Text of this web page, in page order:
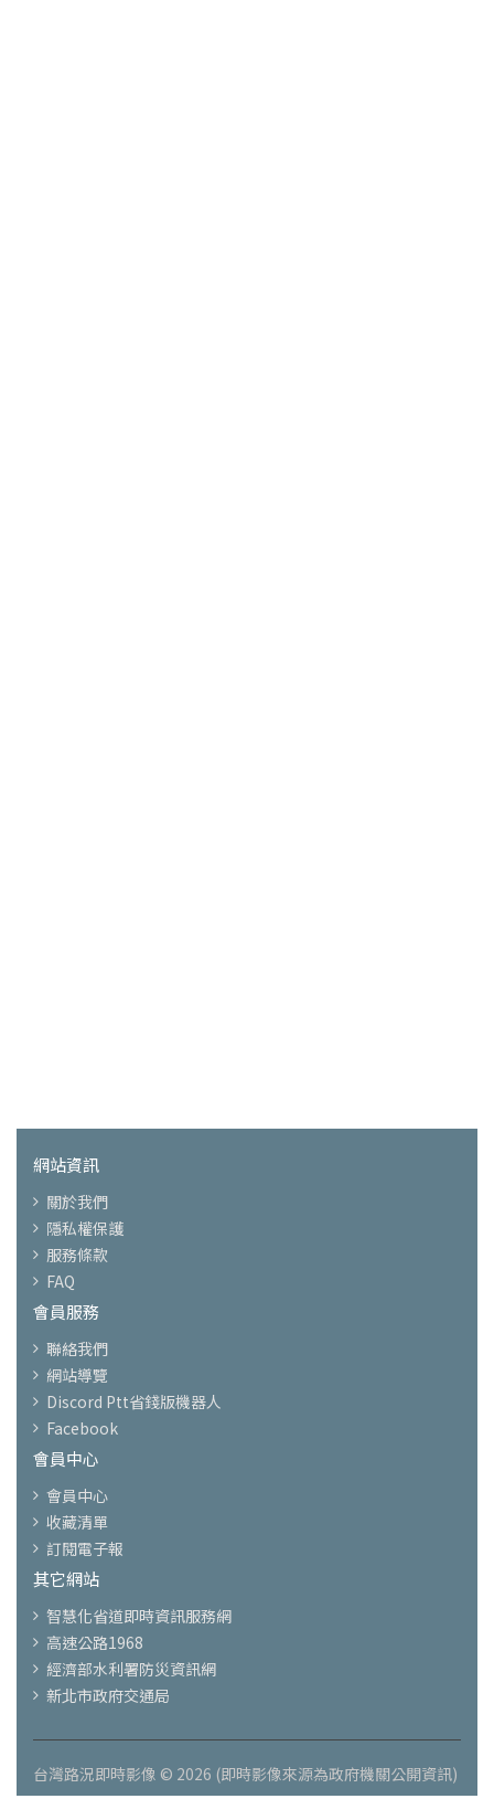
網站資訊
關於我們
隱私權保護
服務條款
FAQ
會員服務
聯絡我們
網站導覽
Discord Ptt省錢版機器人
Facebook
會員中心
會員中心
收藏清單
訂閱電子報
其它網站
智慧化省道即時資訊服務網
高速公路1968
經濟部水利署防災資訊網
新北市政府交通局
台灣路況即時影像 © 2026 (即時影像來源為政府機關公開資訊)